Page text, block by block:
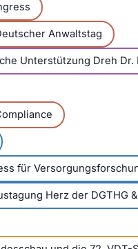
Anwaltstag
Unterstützung Dreh Dr.
für
Herz der DGTHG